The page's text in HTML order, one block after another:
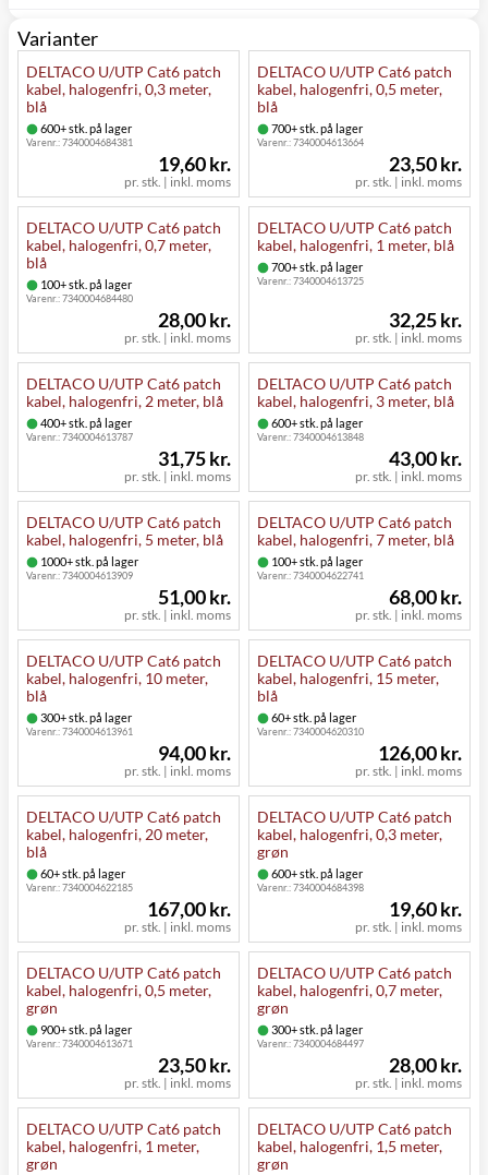
Varianter
DELTACO U/UTP Cat6 patch
kabel, halogenfri, 0,3 meter,
blå
600+ stk. på lager
Varenr.:7340004684381
pr. stk. | inkl. moms
19,60 kr.
DELTACO U/UTP Cat6 patch
kabel, halogenfri, 0,5 meter,
blå
700+ stk. på lager
Varenr.:7340004613664
pr. stk. | inkl. moms
23,50 kr.
DELTACO U/UTP Cat6 patch
kabel, halogenfri, 0,7 meter,
blå
100+ stk. på lager
Varenr.:7340004684480
pr. stk. | inkl. moms
28,00 kr.
DELTACO U/UTP Cat6 patch
kabel, halogenfri, 1 meter, blå
700+ stk. på lager
Varenr.:7340004613725
pr. stk. | inkl. moms
32,25 kr.
DELTACO U/UTP Cat6 patch
kabel, halogenfri, 2 meter, blå
400+ stk. på lager
Varenr.:7340004613787
pr. stk. | inkl. moms
31,75 kr.
DELTACO U/UTP Cat6 patch
kabel, halogenfri, 3 meter, blå
600+ stk. på lager
Varenr.:7340004613848
pr. stk. | inkl. moms
43,00 kr.
DELTACO U/UTP Cat6 patch
kabel, halogenfri, 5 meter, blå
1000+ stk. på lager
Varenr.:7340004613909
pr. stk. | inkl. moms
51,00 kr.
DELTACO U/UTP Cat6 patch
kabel, halogenfri, 7 meter, blå
100+ stk. på lager
Varenr.:7340004622741
pr. stk. | inkl. moms
68,00 kr.
DELTACO U/UTP Cat6 patch
kabel, halogenfri, 10 meter,
blå
300+ stk. på lager
Varenr.:7340004613961
pr. stk. | inkl. moms
94,00 kr.
DELTACO U/UTP Cat6 patch
kabel, halogenfri, 15 meter,
blå
60+ stk. på lager
Varenr.:7340004620310
pr. stk. | inkl. moms
126,00 kr.
DELTACO U/UTP Cat6 patch
kabel, halogenfri, 20 meter,
blå
60+ stk. på lager
Varenr.:7340004622185
pr. stk. | inkl. moms
167,00 kr.
DELTACO U/UTP Cat6 patch
kabel, halogenfri, 0,3 meter,
grøn
600+ stk. på lager
Varenr.:7340004684398
pr. stk. | inkl. moms
19,60 kr.
DELTACO U/UTP Cat6 patch
kabel, halogenfri, 0,5 meter,
grøn
900+ stk. på lager
Varenr.:7340004613671
pr. stk. | inkl. moms
23,50 kr.
DELTACO U/UTP Cat6 patch
kabel, halogenfri, 0,7 meter,
grøn
300+ stk. på lager
Varenr.:7340004684497
pr. stk. | inkl. moms
28,00 kr.
DELTACO U/UTP Cat6 patch
kabel, halogenfri, 1 meter,
grøn
DELTACO U/UTP Cat6 patch
kabel, halogenfri, 1,5 meter,
grøn